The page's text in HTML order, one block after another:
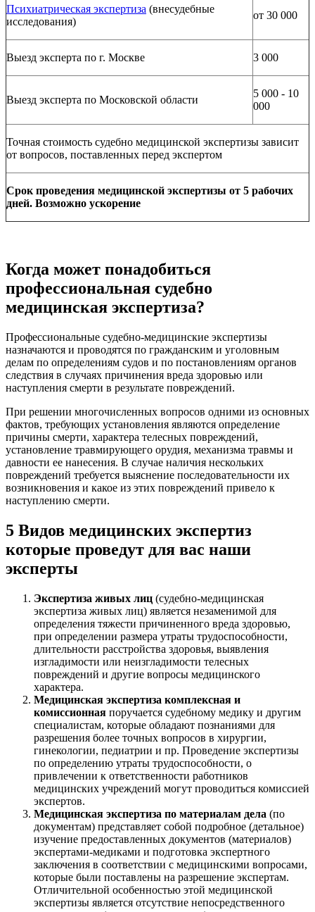
Психиатрическая экспертиза (внесудебные
исследования)
от 30 000
Выезд эксперта по г. Москве 3 000
Выезд эксперта по Московской области
5 000 - 10
000
Точная стоимость судебно медицинской экспертизы зависит
от вопросов, поставленных перед экспертом
Срок проведения медицинской экспертизы от 5 рабочих
дней. Возможно ускорение
Когда может понадобиться
профессиональная судебно
медицинская экспертиза?
Профессиональные судебно-медицинские экспертизы
назначаются и проводятся по гражданским и уголовным
делам по определениям судов и по постановлениям органов
следствия в случаях причинения вреда здоровью или
наступления смерти в результате повреждений.
При решении многочисленных вопросов одними из основных
фактов, требующих установления являются определение
причины смерти, характера телесных повреждений,
установление травмирующего орудия, механизма травмы и
давности ее нанесения. В случае наличия нескольких
повреждений требуется выяснение последовательности их
возникновения и какое из этих повреждений привело к
наступлению смерти.
5 Видов медицинских экспертиз
которые проведут для вас наши
эксперты
Экспертиза живых лиц (судебно-медицинская
экспертиза живых лиц) является незаменимой для
определения тяжести причиненного вреда здоровью,
при определении размера утраты трудоспособности,
длительности расстройства здоровья, выявления
изгладимости или неизгладимости телесных
повреждений и другие вопросы медицинского
характера.
Медицинская экспертиза комплексная и
комиссионная поручается судебному медику и другим
специалистам, которые обладают познаниями для
разрешения более точных вопросов в хирургии,
гинекологии, педиатрии и пр. Проведение экспертизы
по определению утраты трудоспособности, о
привлечении к ответственности работников
медицинских учреждений могут проводиться комиссией
экспертов.
Медицинская экспертиза по материалам дела (по
документам) представляет собой подробное (детальное)
изучение предоставленных документов (материалов)
экспертами-медиками и подготовка экспертного
заключения в соответствии с медицинскими вопросами,
которые были поставлены на разрешение экспертам.
Отличительной особенностью этой медицинской
экспертизы является отсутствие непосредственного